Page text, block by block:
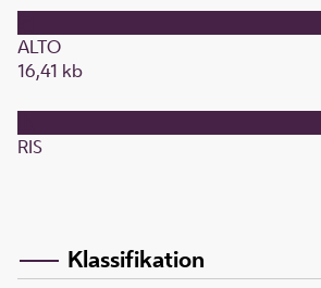
ALTO
16,41 kb
RIS
Klassifikation